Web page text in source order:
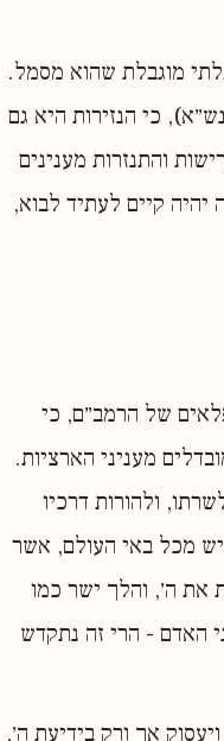
מוגבלת שהוא מסמל.
כי הנזירות היא גם
והתנזרות מענינים
יהיה קיים לעתיד לבוא,
של הרמב״ם, כי
מעניני הארציות.
ולהורות דרכיו
מכל באי העולם, אשר
את ה׳, והלך ישר כמו
האדם - הרי זה נתקדש
אך ורק בידיעת ה׳,